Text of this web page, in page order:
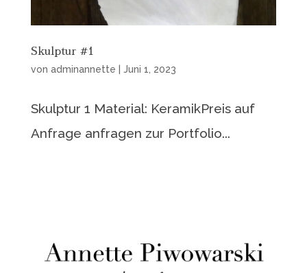
Skulptur #1
von adminannette Juni 1, 2023
Skulptur 1 Material: KeramikPreis auf
Anfrage anfragen zur Portfolio...